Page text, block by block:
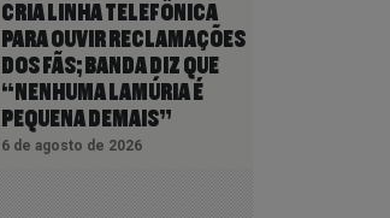
CRIA LINHA TELEFÔNICA
PARA OUVIR RECLAMAÇÕES
DOS FÃS; BANDA DIZ QUE
“NENHUMA LAMÚRIA É
PEQUENA DEMAIS”
6 de agosto de 2026